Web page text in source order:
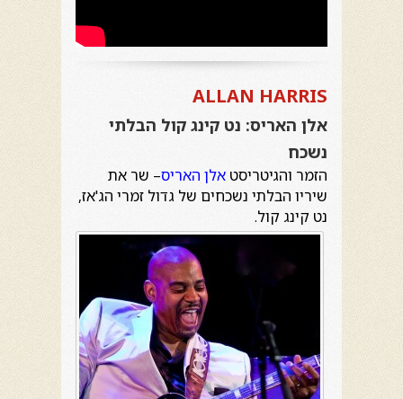
ALLAN HARRIS
אלן האריס: נט קינג קול הבלתי
נשכח
הזמר והגיטריסט אלן האריס– שר את
שיריו הבלתי נשכחים של גדול זמרי הג'אז,
נט קינג קול.